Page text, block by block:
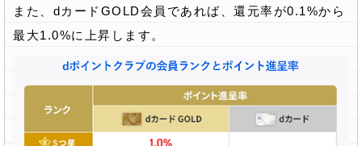
また、dカードGOLD会員であれば、還元率が0.1%から
最大1.0%に上昇します。